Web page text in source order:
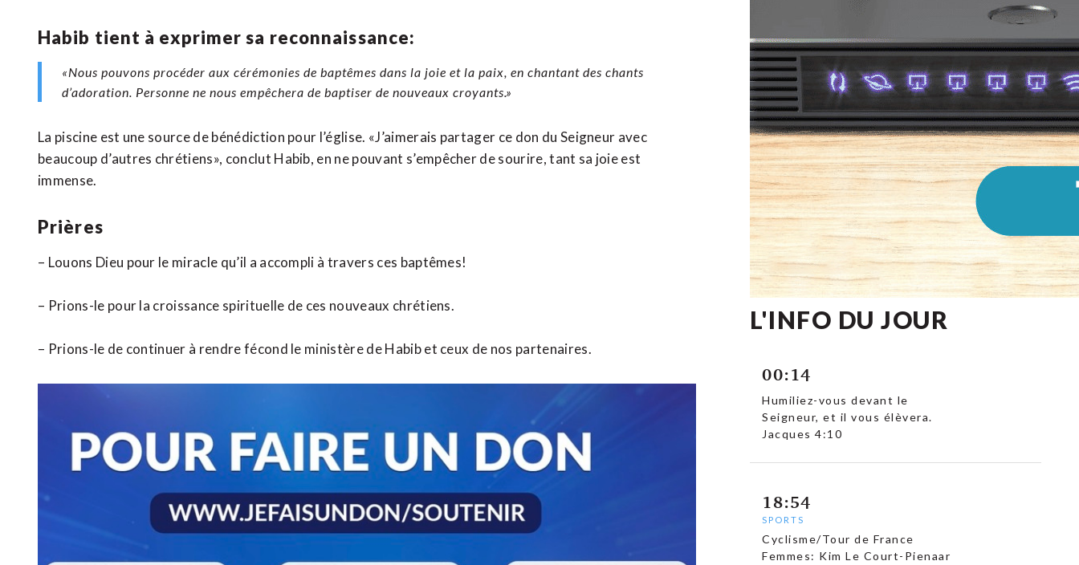
Habib tient à exprimer sa reconnaissance:
«Nous pouvons procéder aux cérémonies de baptêmes dans la joie et la paix, en chantant des chants
d’adoration. Personne ne nous empêchera de baptiser de nouveaux croyants.»
La piscine est une source de bénédiction pour l’église. «J’aimerais partager ce don du Seigneur avec
beaucoup d’autres chrétiens», conclut Habib, en ne pouvant s’empêcher de sourire, tant sa joie est
immense.
Prières
– Louons Dieu pour le miracle qu’il a accompli à travers ces baptêmes!
– Prions-le pour la croissance spirituelle de ces nouveaux chrétiens.
– Prions-le de continuer à rendre fécond le ministère de Habib et ceux de nos partenaires.
L'INFO DU JOUR
00:14
Humiliez-vous devant le
Seigneur, et il vous élèvera.
Jacques 4:10
18:54
SPORTS
Cyclisme/Tour de France
Femmes: Kim Le Court-Pienaar